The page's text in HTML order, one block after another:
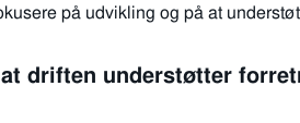
på udvikling og på at
driften understøtter